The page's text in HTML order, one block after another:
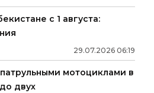
с 1 августа:
29.07.2026 06:19
мотоциклами в
двух